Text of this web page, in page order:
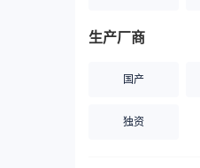
生产厂商
国产
独资